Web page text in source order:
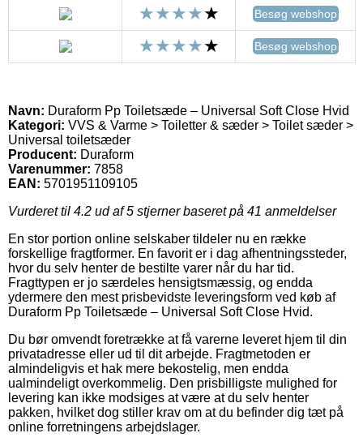
Besøg webshop
Besøg webshop
Navn: Duraform Pp Toiletsæde – Universal Soft Close Hvid
Kategori: VVS & Varme > Toiletter & sæder > Toilet sæder >
Universal toiletsæder
Producent: Duraform
Varenummer: 7858
EAN: 5701951109105
Vurderet til 4.2 ud af 5 stjerner baseret på 41 anmeldelser
En stor portion online selskaber tildeler nu en række
forskellige fragtformer. En favorit er i dag afhentningssteder,
hvor du selv henter de bestilte varer når du har tid.
Fragttypen er jo særdeles hensigtsmæssig, og endda
ydermere den mest prisbevidste leveringsform ved køb af
Duraform Pp Toiletsæde – Universal Soft Close Hvid.
Du bør omvendt foretrække at få varerne leveret hjem til din
privatadresse eller ud til dit arbejde. Fragtmetoden er
almindeligvis et hak mere bekostelig, men endda
ualmindeligt overkommelig. Den prisbilligste mulighed for
levering kan ikke modsiges at være at du selv henter
pakken, hvilket dog stiller krav om at du befinder dig tæt på
online forretningens arbejdslager.